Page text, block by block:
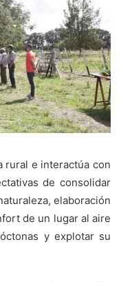
rural e interactúa con
de consolidar
elaboración
de un lugar al aire
y explotar su